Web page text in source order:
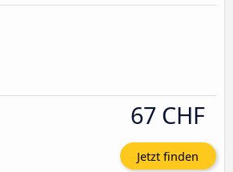
67 CHF
Jetzt finden